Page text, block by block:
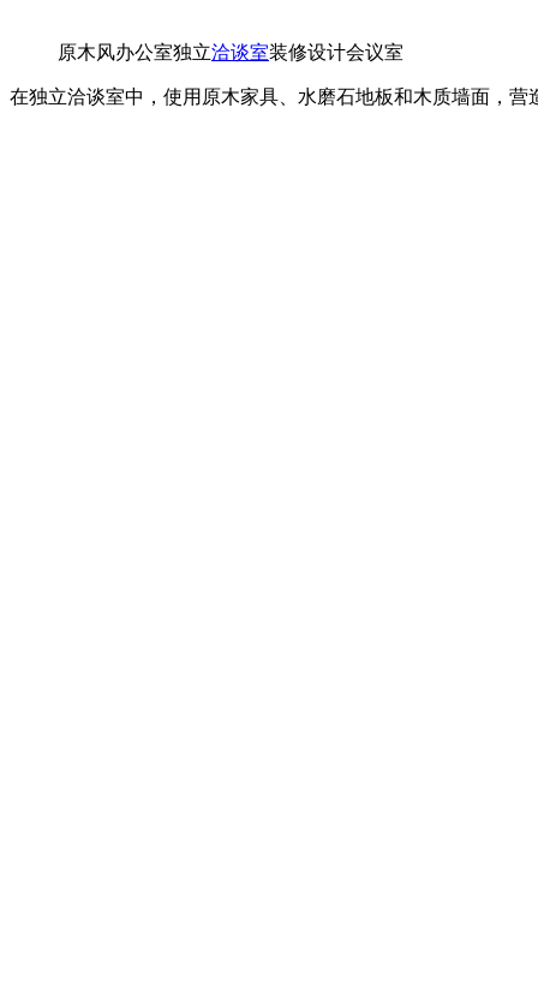
原木风办公室独立洽谈室装修设计会议室
在独立洽谈室中，使用原木家具、水磨石地板和木质墙面，营